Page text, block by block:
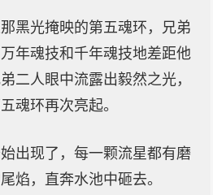
黑光掩映的第五魂环，兄弟
年魂技和千年魂技地差距他
二人眼中流露出毅然之光，
魂环再次亮起。
出现了，每一颗流星都有磨
焰，直奔水池中砸去。